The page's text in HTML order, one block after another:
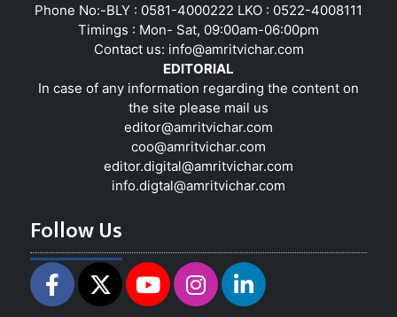
Phone No:-BLY : 0581-4000222 LKO : 0522-4008111
Timings : Mon- Sat, 09:00am-06:00pm
Contact us: info@amritvichar.com
EDITORIAL
In case of any information regarding the content on
the site please mail us
editor@amritvichar.com
coo@amritvichar.com
editor.digital@amritvichar.com
info.digtal@amritvichar.com
Follow Us